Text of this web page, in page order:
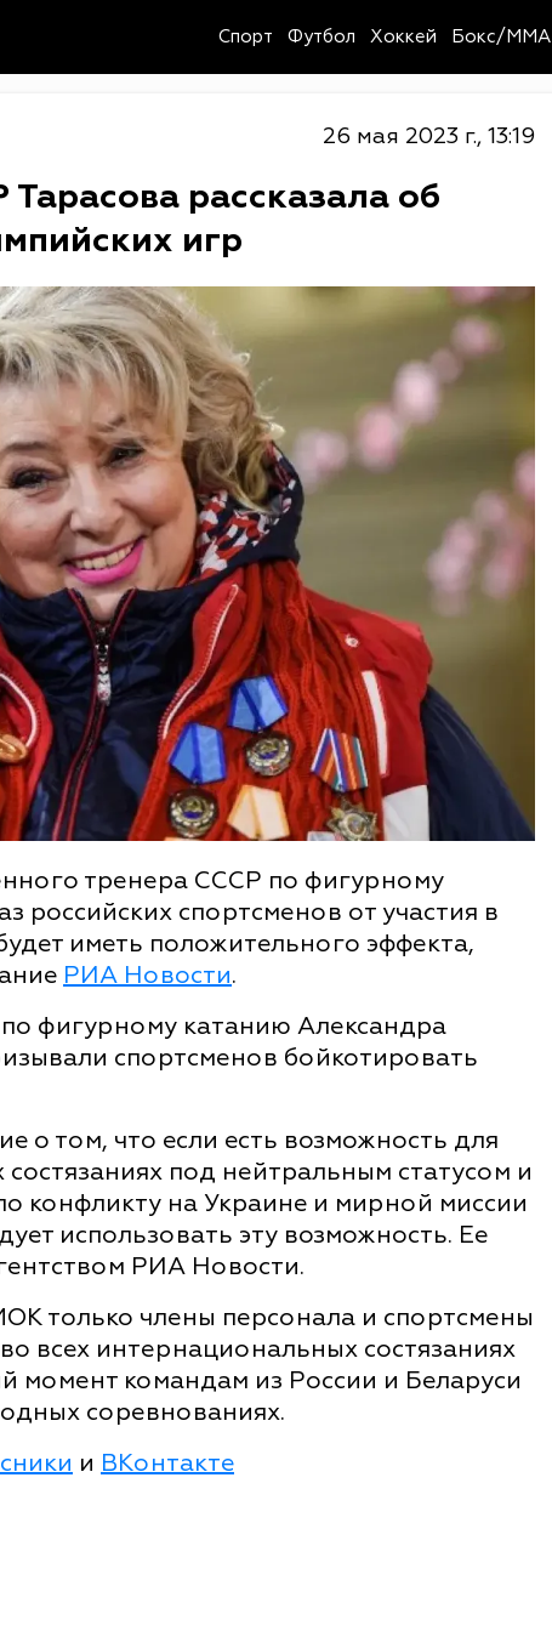
Спорт Футбол Хоккей Бокс/MMA
26 мая 2023 г., 13:19
рассказала об
игр
тренера СССР по фигурному
российских спортсменов от участия в
иметь положительного эффекта,
РИА Новости.
фигурному катанию Александра
спортсменов бойкотировать
о том, что если есть возможность для
под нейтральным статусом и
конфликту на Украине и мирной миссии
использовать эту возможность. Ее
РИА Новости.
только члены персонала и спортсмены
всех интернациональных состязаниях
момент командам из России и Беларуси
соревнованиях.
и ВКонтакте